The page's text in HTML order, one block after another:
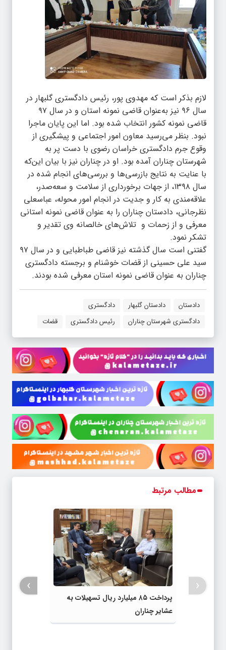
لازم بذکر است که مهدوی پور، رئیس دادگستری گلبهار در
سال ۹۶ نیز به‌عنوان قاضی نمونه استان و در سال ۹۷
قاضی نمونه کشور انتخاب شده بود. اما این پایان ماجرا
نبود. بنظر می‌رسید معاون امور اجتماعی و پیشگیری از
وقوع جرم دادگستری خراسان رضوی با دست پر به
شهرستان چناران آمده بود. او در چناران نیز با بیان این‌که
با عنایت به نتایج بازرسی‌ها و بررسی‌های انجام شده در
سال ۱۳۹۸، از جهات برخورداری از سلامت و سعه‌صدر،
علاقه‌مندی به کار و جدیت در انجام امور محوله، عباسعلی
نظرجانی، دادستان چناران را به عنوان قاضی نمونه استانی
معرفی و از زحمات و تلاش‌های خالصانه وی تقدیر و
تشکر نمود.
گفتنی است سال گذشته نیز قاضی طباطبایی و در سال ۹۷
سید علی حسینی از قضات خوشنام و برجسته دادگستری
چناران به عنوان قاضی نمونه استان معرفی شده بودند.
دادستان دادستان گلبهار
دادگستری
دادگستری شهرستان چناران
رئیس دادگستری قضات
مطالب مرتبط
پرداخت ۸۵ میلیارد ریال تسهیلات به
عشایر چناران
‹
›